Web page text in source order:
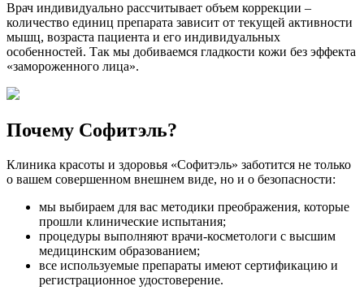
Врач индивидуально рассчитывает объем коррекции –
количество единиц препарата зависит от текущей активности
мышц, возраста пациента и его индивидуальных
особенностей. Так мы добиваемся гладкости кожи без эффекта
«замороженного лица».
Почему Софитэль?
Клиника красоты и здоровья «Софитэль» заботится не только
о вашем совершенном внешнем виде, но и о безопасности:
мы выбираем для вас методики преображения, которые
прошли клинические испытания;
процедуры выполняют врачи-косметологи с высшим
медицинским образованием;
все используемые препараты имеют сертификацию и
регистрационное удостоверение.